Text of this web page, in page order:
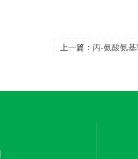
上一篇： 丙-氨酸氨